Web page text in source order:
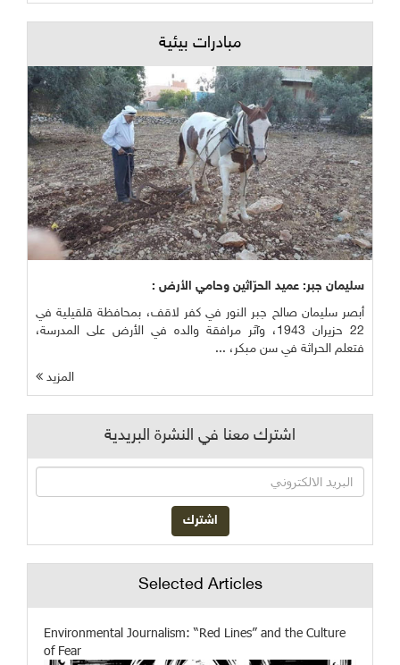
مبادرات بيئية
سليمان جبر: عميد الحرّاثين وحامي الأرض :
أبصر سليمان صالح جبر النور في كفر لاقف، بمحافظة قلقيلية في
22 حزيران 1943، وآثر مرافقة والده في الأرض على المدرسة،
فتعلم الحراثة في سن مبكر، ...
المزيد
اشترك معنا في النشرة البريدية
Selected Articles
Environmental Journalism: “Red Lines” and the Culture
of Fear